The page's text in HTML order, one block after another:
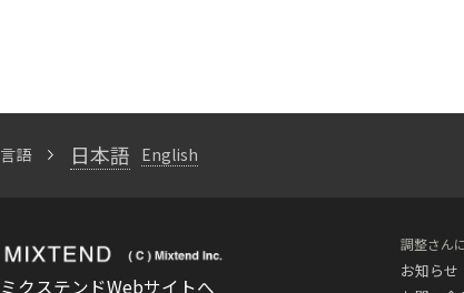
言語 日本語 English
ミクステンドWebサイトへ
調整さん
お知らせ